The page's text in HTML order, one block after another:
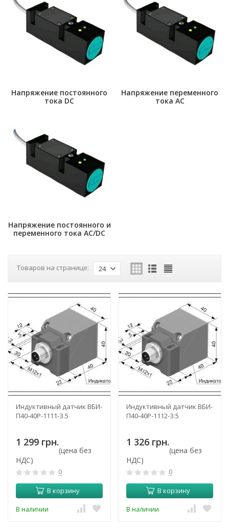
Напряжение постоянного
тока DC
Напряжение переменного
тока АС
Напряжение постоянного и
переменного тока AC/DC
Товаров на странице: 24
Индуктивный датчик ВБИ-
П40-40Р-1111-З.5
1 299 грн.
(цена без
НДС)
0
В корзину
В наличии
Индуктивный датчик ВБИ-
П40-40Р-1112-З.5
1 326 грн.
(цена без
НДС)
0
В корзину
В наличии